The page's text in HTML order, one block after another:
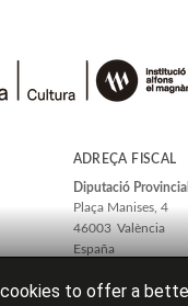
ADREÇA FISCAL
Diputació
Plaça Manises, 4
46003 València
España
to offer a